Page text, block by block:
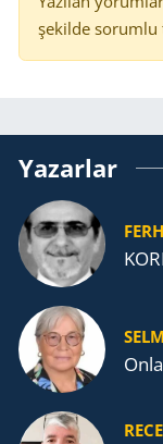
şekilde sorumlu
Yazarlar